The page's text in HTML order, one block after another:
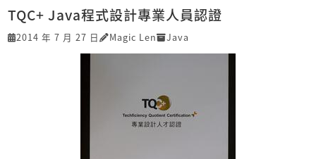
TQC+ Java程式設計專業人員認證
2014 年 7 月 27 日 Magic Len Java